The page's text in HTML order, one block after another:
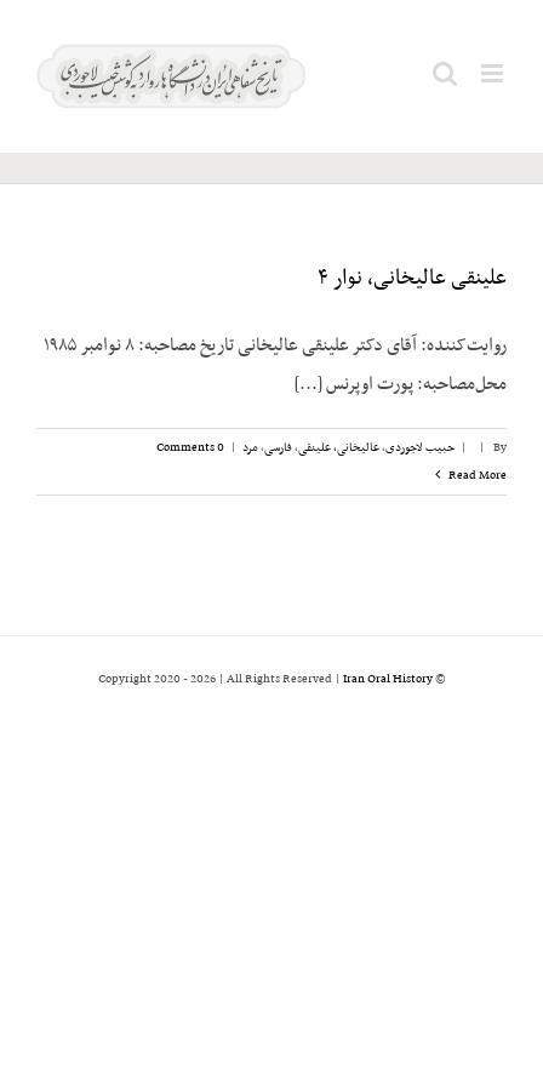
شرکت
علینقی عالیخانی، نوار ۴
روایت‌کننده: آقای دکتر علینقی عالیخانی تاریخ مصاحبه: ۸ نوامبر ۱۹۸۵
محل‌مصاحبه: پورت اوپرنس [...]
By
|
| حبیب لاجوردی,عالیخانی، علینقی,فارسی,مرد |
0 Comments
Read More
© Copyright 2020 -
2026 | All Rights Reserved | Iran Oral History